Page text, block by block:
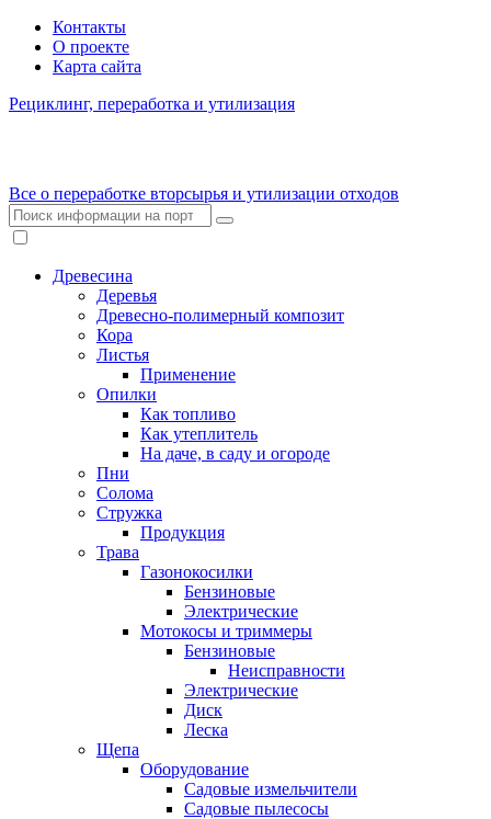
Контакты
О проекте
Карта сайта
Рециклинг, переработка и утилизация
Все о переработке вторсырья и утилизации отходов
Древесина
Деревья
Древесно-полимерный композит
Кора
Листья
Применение
Опилки
Как топливо
Как утеплитель
На даче, в саду и огороде
Пни
Солома
Стружка
Продукция
Трава
Газонокосилки
Бензиновые
Электрические
Мотокосы и триммеры
Бензиновые
Неисправности
Электрические
Диск
Леска
Щепа
Оборудование
Садовые измельчители
Садовые пылесосы